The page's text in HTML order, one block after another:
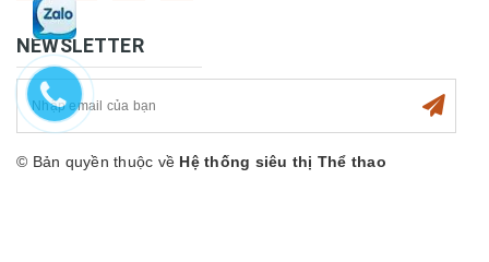
NEWSLETTER
© Bản quyền thuộc về Hệ thống siêu thị Thể thao